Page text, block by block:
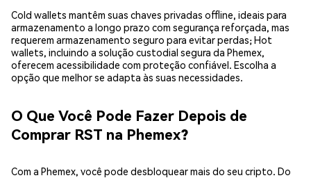
Cold wallets mantêm suas chaves privadas offline, ideais para
armazenamento a longo prazo com segurança reforçada, mas
requerem armazenamento seguro para evitar perdas; Hot
wallets, incluindo a solução custodial segura da Phemex,
oferecem acessibilidade com proteção confiável. Escolha a
opção que melhor se adapta às suas necessidades.
O Que Você Pode Fazer Depois de
Comprar RST na Phemex?
Com a Phemex, você pode desbloquear mais do seu cripto. Do